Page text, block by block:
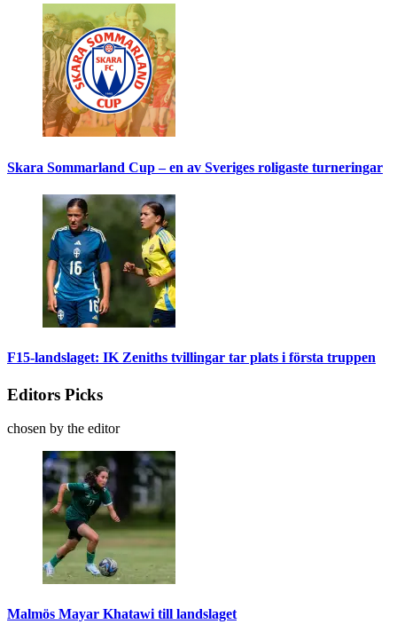
Skara Sommarland Cup – en av Sveriges roligaste turneringar
F15-landslaget: IK Zeniths tvillingar tar plats i första truppen
Editors Picks
chosen by the editor
Malmös Mayar Khatawi till landslaget